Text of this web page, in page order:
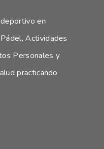
en
Actividades
Personales y
practicando